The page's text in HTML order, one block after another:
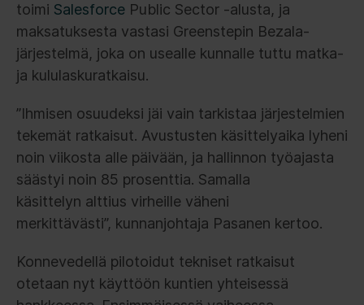
toimi Salesforce Public Sector -alusta, ja
maksatuksesta vastasi Greenstepin Bezala-
järjestelmä, joka on usealle kunnalle tuttu matka-
ja kululaskuratkaisu.
”Ihmisen osuudeksi jäi vain tarkistaa järjestelmien
tekemät ratkaisut. Avustusten käsittelyaika lyheni
noin viikosta alle päivään, ja hallinnon työajasta
säästyi noin 85 prosenttia. Samalla
käsittelyn alttius virheille väheni
merkittävästi”, kunnanjohtaja Pasanen kertoo.
Konnevedellä pilotoidut tekniset ratkaisut
otetaan nyt käyttöön kuntien yhteisessä